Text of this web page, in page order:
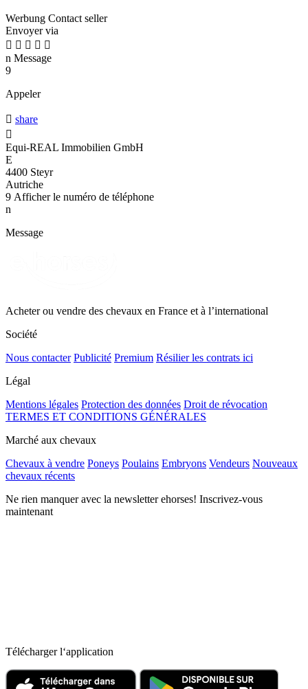
Werbung Contact seller
Envoyer via
    
n Message
9
Appeler
 share

Equi-REAL Immobilien GmbH
E
4400 Steyr
Autriche
9 Afficher le numéro de téléphone
n
Message
Acheter ou vendre des chevaux en France et à l’international
Société
Nous contacter Publicité Premium Résilier les contrats ici
Légal
Mentions légales Protection des données Droit de révocation
TERMES ET CONDITIONS GÉNÉRALES
Marché aux chevaux
Chevaux à vendre Poneys Poulains Embryons Vendeurs Nouveaux
chevaux récents
Ne rien manquer avec la newsletter ehorses! Inscrivez-vous
maintenant
Télécharger l‘application